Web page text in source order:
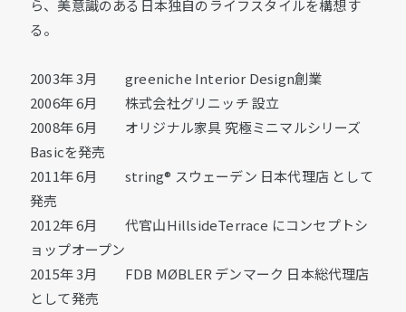
ら、美意識のある日本独自のライフスタイルを構想す
る。
2003年 3⽉ greeniche Interior Design創業
2006年 6⽉ 株式会社グリニッチ 設⽴
2008年 6⽉ オリジナル家具 究極ミニマルシリーズ
Basicを発売
2011年 6⽉ string® スウェーデン ⽇本代理店 として
発売
2012年 6⽉ 代官⼭HillsideTerrace にコンセプトシ
ョップオープン
2015年 3⽉ FDB MØBLER デンマーク ⽇本総代理店
として発売